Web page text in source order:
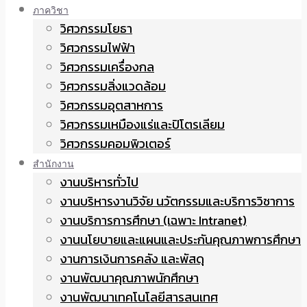
ภาควิชา
วิศวกรรมโยธา
วิศวกรรมไฟฟ้า
วิศวกรรมเครื่องกล
วิศวกรรมสิ่งแวดล้อม
วิศวกรรมอุตสาหการ
วิศวกรรมเหมืองแร่และปิโตรเลียม
วิศวกรรมคอมพิวเตอร์
สำนักงาน
งานบริหารทั่วไป
งานบริหารงานวิจัย นวัตกรรมและบริการวิชาการ
งานบริการการศึกษา (เฉพาะ Intranet)
งานนโยบายและแผนและประกันคุณภาพการศึกษา
งานการเงินการคลัง และพัสดุ
งานพัฒนาคุณภาพนักศึกษา
งานพัฒนาเทคโนโลยีสารสนเทศ